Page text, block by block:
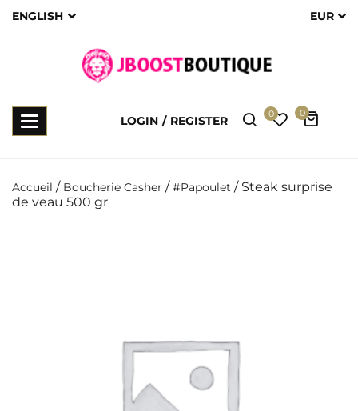
ENGLISH EUR
Toggle
navigation
LOGIN REGISTER 0 0
Accueil / Boucherie Casher /#Papoulet / Steak surprise
de veau 500 gr